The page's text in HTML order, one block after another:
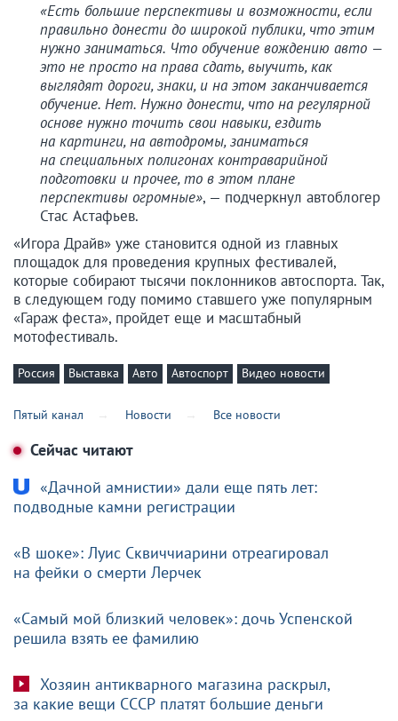
«Есть большие перспективы и возможности, если
правильно донести до широкой публики, что этим
нужно заниматься. Что обучение вождению авто —
это не просто на права сдать, выучить, как
выглядят дороги, знаки, и на этом заканчивается
обучение. Нет. Нужно донести, что на регулярной
основе нужно точить свои навыки, ездить
на картинги, на автодромы, заниматься
на специальных полигонах контраварийной
подготовки и прочее, то в этом плане
перспективы огромные», — подчеркнул автоблогер
Стас Астафьев.
«Игора Драйв» уже становится одной из главных
площадок для проведения крупных фестивалей,
которые собирают тысячи поклонников автоспорта. Так,
в следующем году помимо ставшего уже популярным
«Гараж феста», пройдет еще и масштабный
мотофестиваль.
Россия Выставка Авто Автоспорт Видео новости
Пятый канал Новости Все новости
Сейчас читают
«Дачной амнистии» дали еще пять лет:
подводные камни регистрации
«В шоке»: Луис Сквиччиарини отреагировал
на фейки о смерти Лерчек
«Самый мой близкий человек»: дочь Успенской
решила взять ее фамилию
Хозяин антикварного магазина раскрыл,
за какие вещи СССР платят большие деньги